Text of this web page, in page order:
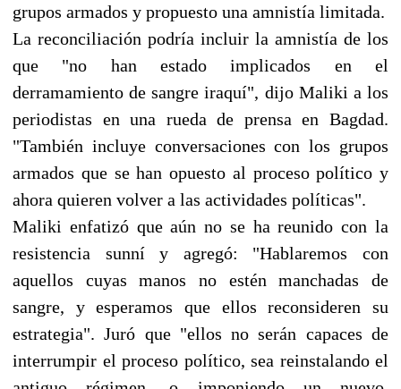
grupos armados y propuesto una amnistía limitada.
La reconciliación podría incluir la amnistía de los
que "no han estado implicados en el
derramamiento de sangre iraquí", dijo Maliki a los
periodistas en una rueda de prensa en Bagdad.
"También incluye conversaciones con los grupos
armados que se han opuesto al proceso político y
ahora quieren volver a las actividades políticas".
Maliki enfatizó que aún no se ha reunido con la
resistencia sunní y agregó: "Hablaremos con
aquellos cuyas manos no estén manchadas de
sangre, y esperamos que ellos reconsideren su
estrategia". Juró que "ellos no serán capaces de
interrumpir el proceso político, sea reinstalando el